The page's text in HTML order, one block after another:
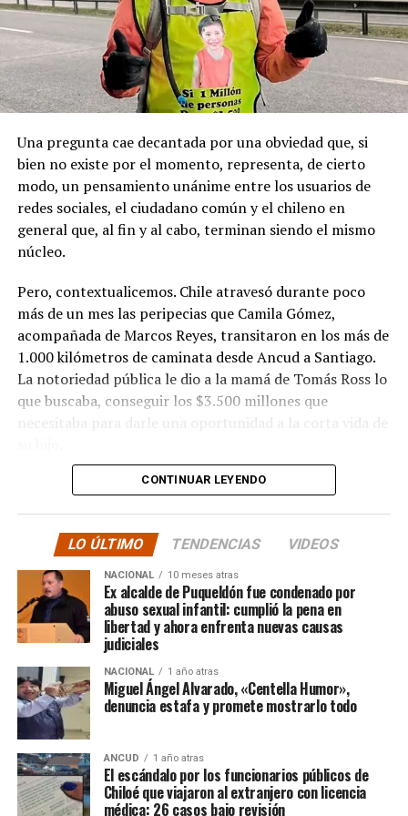
el capitán Juan Guillermos y 23 tripulantes a bordo de la
Goleta de Guerra Ancud de la Armada tomaron posesión
de estas tierras patagónicas donde izaron la bandera
nacional declarando este territorio como parte de Chile.
Una pregunta cae decantada por una obviedad que, si
bien no existe por el momento, representa, de cierto
modo, un pensamiento unánime entre los usuarios de
redes sociales, el ciudadano común y el chileno en
general que, al fin y al cabo, terminan siendo el mismo
núcleo.
Pero, contextualicemos. Chile atravesó durante poco
más de un mes las peripecias que Camila Gómez,
acompañada de Marcos Reyes, transitaron en los más de
1.000 kilómetros de caminata desde Ancud a Santiago.
La notoriedad pública le dio a la mamá de Tomás Ross lo
que buscaba, conseguir los $3.500 millones que
necesitaba para darle una oportunidad a la corta vida de
La solidaridad y empatía de los chilenos en cada paso
sino que se superó con creces. De hecho, el último
cómputo dado a conocer reveló la suma total de
$3.689.545.200.
Según Camila Gómez, el excedente de casi $200
millones sería destinadopara los costos médicos
asociados al suministro del Elevidys «porque los 3.500
millonessolo incluye el frasco del fármaco y no los
otros gastos relacionados con los tres meses del
tratamiento
«, indicó a Meganonoticias.cl
Pero, volviendo al principio, damos curso a una solicitud
imposible de especificar con exactitud pero que un
simple chequeo de los ánimos de la gente, se puede ver
CONTINUAR LEYENDO
LO ÚLTIMO TENDENCIAS VIDEOS
NACIONAL 10 meses atras
Ex alcalde de Puqueldón fue condenado por
abuso sexual infantil: cumplió la pena en
libertad y ahora enfrenta nuevas causas
judiciales
NACIONAL 1 año atras
Miguel Ángel Alvarado, «Centella Humor»,
denuncia estafa y promete mostrarlo todo
ANCUD 1 año atras
El escándalo por los funcionarios públicos de
Chiloé que viajaron al extranjero con licencia
médica: 26 casos bajo revisión